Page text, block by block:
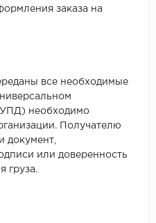
заказа на
все необходимые
необходимо
Получателю
документ,
или доверенность
груза.